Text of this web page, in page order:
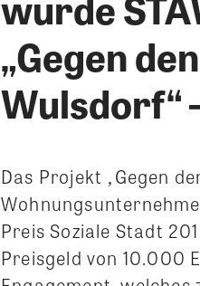
„Gegen
Wulsdorf“
Das Projekt ‚Gegen
Preis Soziale Stadt
Preisgeld von 10.000